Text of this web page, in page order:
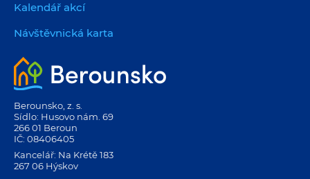
Kalendář akcí
Návštěvnická karta
Berounsko, z. s.
Sídlo: Husovo nám. 69
266 01 Beroun
IČ: 08406405
Kancelář: Na Krétě 183
267 06 Hýskov